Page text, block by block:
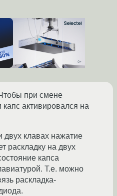
при смене
капс активировался на
двух клавах нажатие
раскладку на двух
капса
Т.е. можно
раскладка-